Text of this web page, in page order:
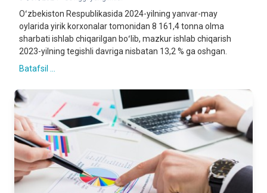
Oʻzbekiston Respublikasida 2024-yilning yanvar-may
oylarida yirik korxonalar tomonidan 8 161,4 tonna olma
sharbati ishlab chiqarilgan boʻlib, mazkur ishlab chiqarish
2023-yilning tegishli davriga nisbatan 13,2 % ga oshgan.
Batafsil ...